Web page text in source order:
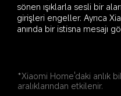
sönen ışıklarla sesli bir
girişleri engeller. Ayrıca
anında bir istisna mesajı
*Xiaomi Home'daki anlık
aralıklarından etkilenir.